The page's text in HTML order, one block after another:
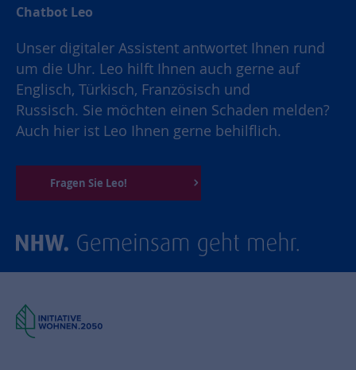
Chatbot Leo
Unser digitaler Assistent antwortet Ihnen rund
um die Uhr. Leo hilft Ihnen auch gerne auf
Englisch, Türkisch, Französisch und
Russisch. Sie möchten einen Schaden melden?
Auch hier ist Leo Ihnen gerne behilflich.
Fragen Sie Leo!